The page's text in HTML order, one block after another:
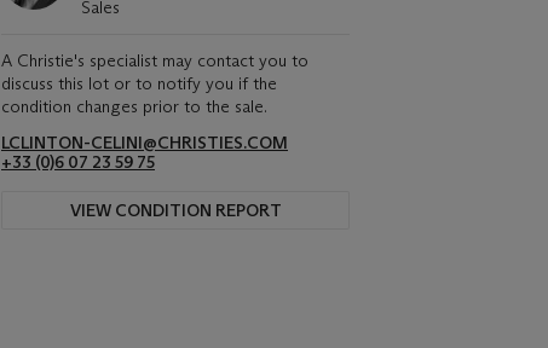
Sales
A Christie's specialist may contact you to
discuss this lot or to notify you if the
condition changes prior to the sale.
LCLINTON-CELINI@CHRISTIES.COM
+33 ‌(0)6 07 23 59 75
VIEW CONDITION REPORT